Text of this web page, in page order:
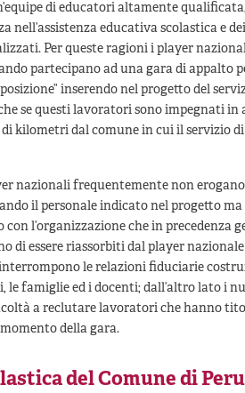
di educatori altamente
educativa scolastica e dei
Per queste ragioni i player
partecipano ad una gara di appalto
inserendo nel progetto del
se questi lavoratori sono impegnati in
kilometri dal comune in cui il servizio di
nazionali frequentemente non
il personale indicato nel progetto ma
l’organizzazione che in precedenza
di essere riassorbiti dal player
le relazioni fiduciarie
le famiglie ed i docenti; dall’altro lato i
a reclutare lavoratori che hanno
della gara.
del Comune di